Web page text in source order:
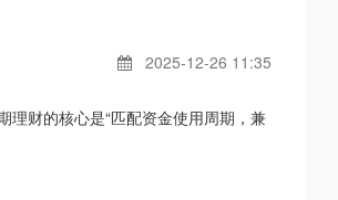
2025-12-26 11:35
理财的核心是“匹配资金使用周期，兼